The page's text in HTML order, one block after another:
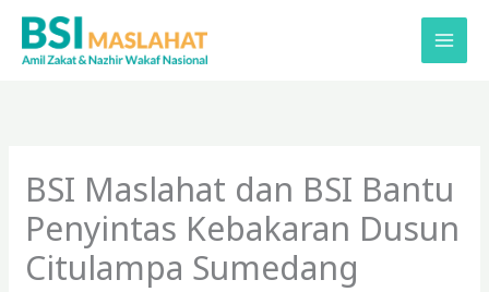
Lewati
konten
BSI Maslahat dan BSI Bantu
Penyintas Kebakaran Dusun
Citulampa Sumedang